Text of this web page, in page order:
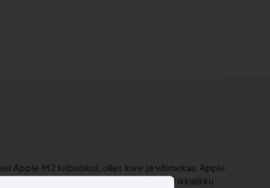
Apple M2 kiibistikul, olles kiire ja võimekas. Apple
256 GB mahuga SSD ketas pakuvad rikkalikku